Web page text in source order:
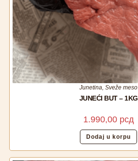
Junetina, Sveže meso
JUNEĆI BUT – 1KG
1.990,00 рсд
Dodaj u korpu